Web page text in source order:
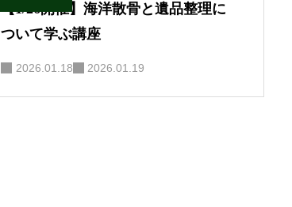
【1/26開催】海洋散骨と遺品整理に
ついて学ぶ講座
2026.01.18 2026.01.19